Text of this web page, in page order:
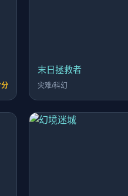
末日拯救者
灾难/科幻